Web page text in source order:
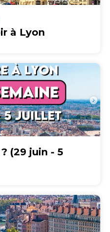
à Lyon
(29 juin - 5